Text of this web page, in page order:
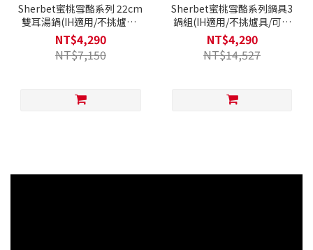
Sherbet蜜桃雪酪系列 22cm
雙耳湯鍋(IH適用/不挑爐具/
可直火)
NT$4,290
NT$7,150
Sherbet蜜桃雪酪系列鍋具3
鍋組(IH適用/不挑爐具/可直
火)
NT$4,290
NT$14,527